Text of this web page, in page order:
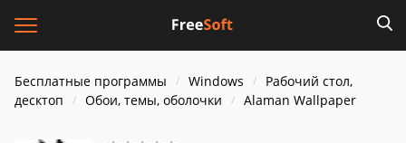
Бесплатные программы Windows
Рабочий стол,
десктоп
Обои, темы, оболочки Alaman Wallpaper